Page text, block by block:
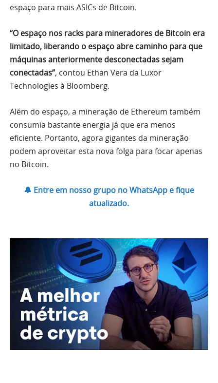
espaço para mais ASICs de Bitcoin.
“O espaço nos racks para mineradores de Bitcoin era
limitado, liberando o espaço abre caminho para que
máquinas anteriormente desconectadas sejam
conectadas”, contou Ethan Vera da Luxor
Technologies à Bloomberg.
Além do espaço, a mineração de Ethereum também
consumia bastante energia já que era menos
eficiente. Portanto, agora gigantes da mineração
podem aproveitar esta nova folga para focar apenas
no Bitcoin.
🔔 Entre em nosso grupo no WhatsApp e fique
atualizado.